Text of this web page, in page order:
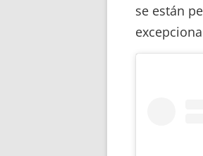
se están